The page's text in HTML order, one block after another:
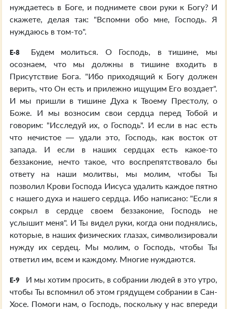
нуждаетесь в Боге, и поднимете свои руки к Богу? И
скажете, делая так: "Вспомни обо мне, Господь. Я
нуждаюсь в том-то".
E-8
Будем молиться. О Господь, в тишине, мы
осознаем, что мы должны в тишине входить в
Присутствие Бога. "Ибо приходящий к Богу должен
верить, что Он есть и прилежно ищущим Его воздает".
И мы пришли в тишине Духа к Твоему Престолу, о
Боже. И мы возносим свои сердца перед Тобой и
говорим: "Исследуй их, о Господь". И если в нас есть
что нечистое — удали это, Господь, как восток от
запада. И если в наших сердцах есть какое-то
беззаконие, нечто такое, что воспрепятствовало бы
ответу на наши молитвы, мы молим, чтобы Ты
позволил Крови Господа Иисуса удалить каждое пятно
с нашего духа и нашего сердца. Ибо написано: "Если я
сокрыл в сердце своем беззаконие, Господь не
услышит меня". И Ты видел руки, когда они поднялись,
которые, в наших физических глазах, символизировали
нужду их сердец. Мы молим, о Господь, чтобы Ты
ответил им, всем и каждому. Многие нуждаются.
E-9
И мы хотим просить, в собрании людей в это утро,
чтобы Ты вспомнил об этом грядущем собрании в Сан-
Хосе. Помоги нам, о Господь, поскольку у нас впереди